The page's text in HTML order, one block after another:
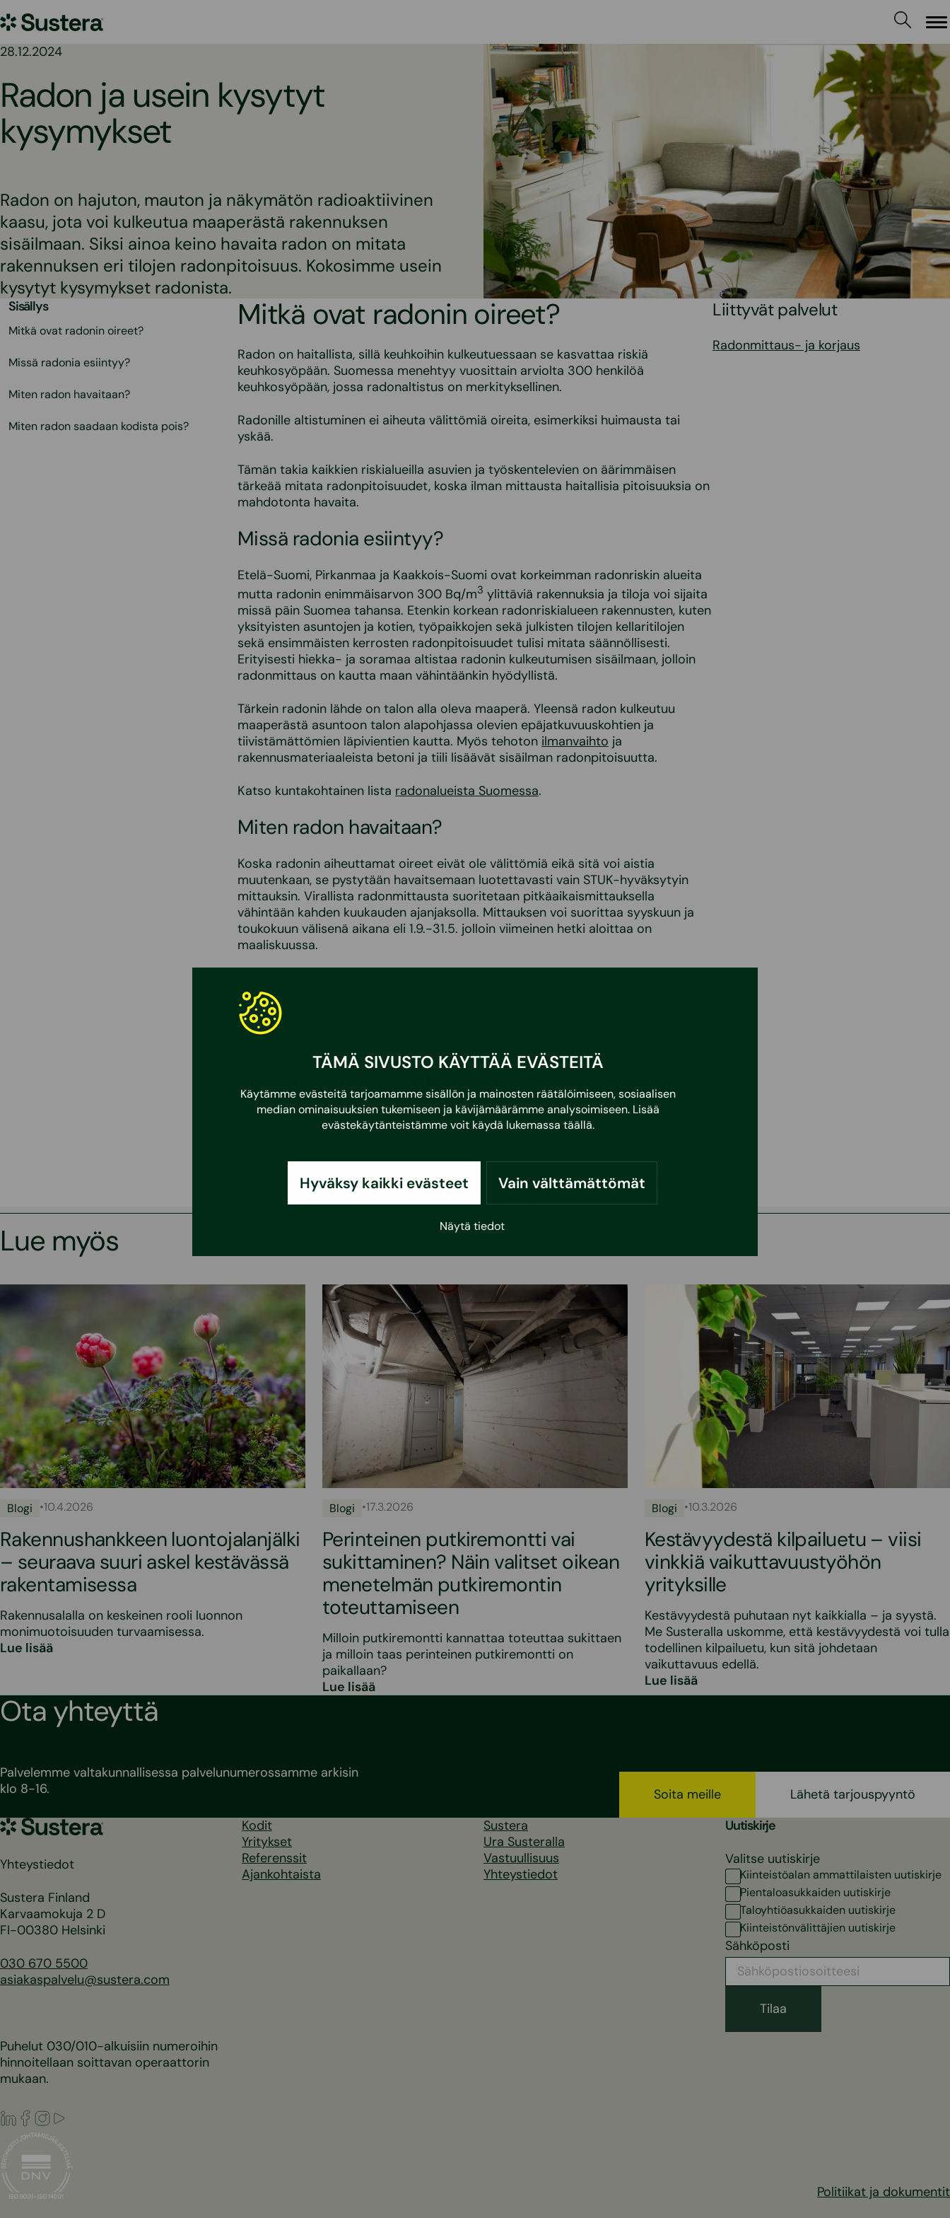
TÄMÄ SIVUSTO KÄYTTÄÄ EVÄSTEITÄ
Käytämme evästeitä tarjoamamme sisällön ja mainosten räätälöimiseen, sosiaalisen
median ominaisuuksien tukemiseen ja kävijämäärämme analysoimiseen. Lisää
evästekäytänteistämme voit käydä lukemassa täällä.
Hyväksy kaikki evästeet Vain välttämättömät
Näytä tiedot
sisältöön
Sustera
28.12.2024
Radon ja usein kysytyt
kysymykset
Radon on hajuton, mauton ja näkymätön radioaktiivinen
kaasu, jota voi kulkeutua maaperästä rakennuksen
sisäilmaan. Siksi ainoa keino havaita radon on mitata
rakennuksen eri tilojen radonpitoisuus. Kokosimme usein
kysytyt kysymykset radonista.
Sisällys
Mitkä ovat radonin oireet?
Missä radonia esiintyy?
Miten radon havaitaan?
Miten radon saadaan kodista pois?
Mitkä ovat radonin oireet?
Radon on haitallista, sillä keuhkoihin kulkeutuessaan se kasvattaa riskiä
keuhkosyöpään. Suomessa menehtyy vuosittain arviolta 300 henkilöä
keuhkosyöpään, jossa radonaltistus on merkityksellinen.
Radonille altistuminen ei aiheuta välittömiä oireita, esimerkiksi huimausta tai
yskää.
Tämän takia kaikkien riskialueilla asuvien ja työskentelevien on äärimmäisen
tärkeää mitata radonpitoisuudet, koska ilman mittausta haitallisia pitoisuuksia on
mahdotonta havaita.
Missä radonia esiintyy?
Etelä-Suomi, Pirkanmaa ja Kaakkois-Suomi ovat korkeimman radonriskin alueita
mutta radonin enimmäisarvon 300 Bq/m3 ylittäviä rakennuksia ja tiloja voi sijaita
missä päin Suomea tahansa. Etenkin korkean radonriskialueen rakennusten, kuten
yksityisten asuntojen ja kotien, työpaikkojen sekä julkisten tilojen kellaritilojen
sekä ensimmäisten kerrosten radonpitoisuudet tulisi mitata säännöllisesti.
Erityisesti hiekka- ja soramaa altistaa radonin kulkeutumisen sisäilmaan, jolloin
radonmittaus on kautta maan vähintäänkin hyödyllistä.
Tärkein radonin lähde on talon alla oleva maaperä. Yleensä radon kulkeutuu
maaperästä asuntoon talon alapohjassa olevien epäjatkuvuuskohtien ja
tiivistämättömien läpivientien kautta. Myös tehoton ilmanvaihto ja
rakennusmateriaaleista betoni ja tiili lisäävät sisäilman radonpitoisuutta.
Katso kuntakohtainen lista radonalueista Suomessa.
Miten radon havaitaan?
Koska radonin aiheuttamat oireet eivät ole välittömiä eikä sitä voi aistia
muutenkaan, se pystytään havaitsemaan luotettavasti vain STUK-hyväksytyin
mittauksin. Virallista radonmittausta suoritetaan pitkäaikaismittauksella
vähintään kahden kuukauden ajanjaksolla. Mittauksen voi suorittaa syyskuun ja
toukokuun välisenä aikana eli 1.9.-31.5. jolloin viimeinen hetki aloittaa on
maaliskuussa.
tutkimustuotteilla. Susteran käytössä olevat radonmittarit analysoidaan
Ruotsissa sijaitsevassa ISO 17025 akkreditoitussa Radonova-
tutkimuslaboratoriossa erittäin tarkoin tutkimusmenetelmin, joka takaa
Radonongelmat on korjattavissa kustannustehokkaasti ja kohtuullisen nopeasti.
Radonkorjaus ei vaadi esimerkiksi piha-alueiden laajoja avauksia ja on usein ohi
Yleisin tapa tehdä radonkorjaus on alapohjan alipaineistus. Osaan kohteista
Liittyvät palvelut
Radonmittaus- ja korjaus
Lue myös
Blogi •10.4.2026
Rakennushankkeen luontojalanjälki
– seuraava suuri askel kestävässä
rakentamisessa
Rakennusalalla on keskeinen rooli luonnon
monimuotoisuuden turvaamisessa.
Lue lisää
Blogi •17.3.2026
Perinteinen putkiremontti vai
sukittaminen? Näin valitset oikean
menetelmän putkiremontin
toteuttamiseen
Milloin putkiremontti kannattaa toteuttaa sukittaen
ja milloin taas perinteinen putkiremontti on
paikallaan?
Lue lisää
Blogi •10.3.2026
Kestävyydestä kilpailuetu – viisi
vinkkiä vaikuttavuustyöhön
yrityksille
Kestävyydestä puhutaan nyt kaikkialla – ja syystä.
Me Susteralla uskomme, että kestävyydestä voi tulla
todellinen kilpailuetu, kun sitä johdetaan
vaikuttavuus edellä.
Lue lisää
Ota yhteyttä
Palvelemme valtakunnallisessa palvelunumerossamme arkisin
klo 8-16.
Soita meille
Lähetä tarjouspyyntö
Sustera
Yhteystiedot
Sustera Finland
Karvaamokuja 2 D
FI-00380 Helsinki
030 670 5500
asiakaspalvelu@sustera.com
Puhelut 030/010-alkuisiin numeroihin
hinnoitellaan soittavan operaattorin
mukaan.
LinkedIn
Facebook
Instagram
Kodit
Yritykset
Referenssit
Ajankohtaista
Sustera
Ura Susteralla
Vastuullisuus
Yhteystiedot
Uutiskirje
Valitse uutiskirje
Kiinteistöalan ammattilaisten uutiskirje
Pientaloasukkaiden uutiskirje
Taloyhtiöasukkaiden uutiskirje
Kiinteistönvälittäjien uutiskirje
Sähköposti
Politiikat ja dokumentit